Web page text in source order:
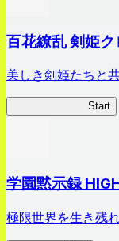
百花繚乱 剣姫
美しき剣姫たちと
Start
学園黙示録
極限世界を生き残